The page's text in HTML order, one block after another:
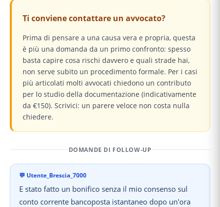
Ti conviene contattare un avvocato?
Prima di pensare a una causa vera e propria, questa
è più una domanda da un primo confronto: spesso
basta capire cosa rischi davvero e quali strade hai,
non serve subito un procedimento formale. Per i casi
più articolati molti avvocati chiedono un contributo
per lo studio della documentazione (indicativamente
da €150). Scrivici: un parere veloce non costa nulla
chiedere.
DOMANDE DI FOLLOW-UP
💬 Utente_Brescia_7000
E stato fatto un bonifico senza il mio consenso sul
conto corrente bancoposta istantaneo dopo un'ora